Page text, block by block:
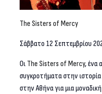
The Sisters of Mercy
Σάββατο 12 Σεπτεμβρίου
Οι The Sisters ofMercy, ένα
συγκροτήματα στην
στην Αθήνα για μια